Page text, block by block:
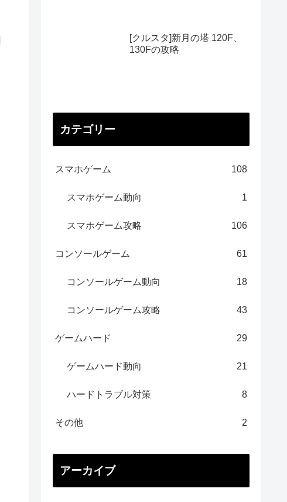
[クルスタ]新月の塔 120F、
130Fの攻略
カテゴリー
スマホゲーム 108
スマホゲーム動向 1
スマホゲーム攻略 106
コンソールゲーム 61
コンソールゲーム動向 18
コンソールゲーム攻略 43
ゲームハード 29
ゲームハード動向 21
ハードトラブル対策 8
その他 2
アーカイブ